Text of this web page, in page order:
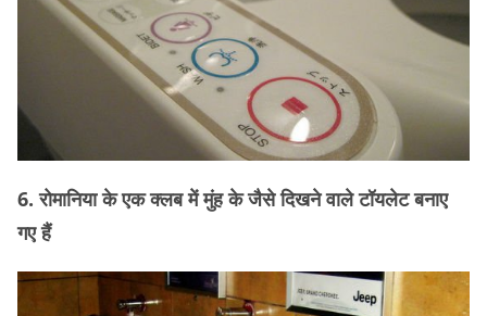
6. रोमानिया के एक क्लब में मुंह के जैसे दिखने वाले टॉयलेट बनाए
गए हैं